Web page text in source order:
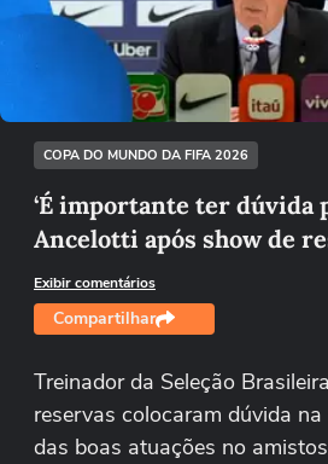
Tentar novamente
COPA DO MUNDO DA FIFA 2026
‘É importante ter dúvida
Ancelotti após show de
Exibir comentários
Compartilhar
Treinador da Seleção
reservas colocaram dúvida
das boas atuações no